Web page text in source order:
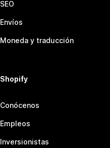
SEO
Envíos
Moneda y traducción
Shopify
Conócenos
Empleos
Inversionistas